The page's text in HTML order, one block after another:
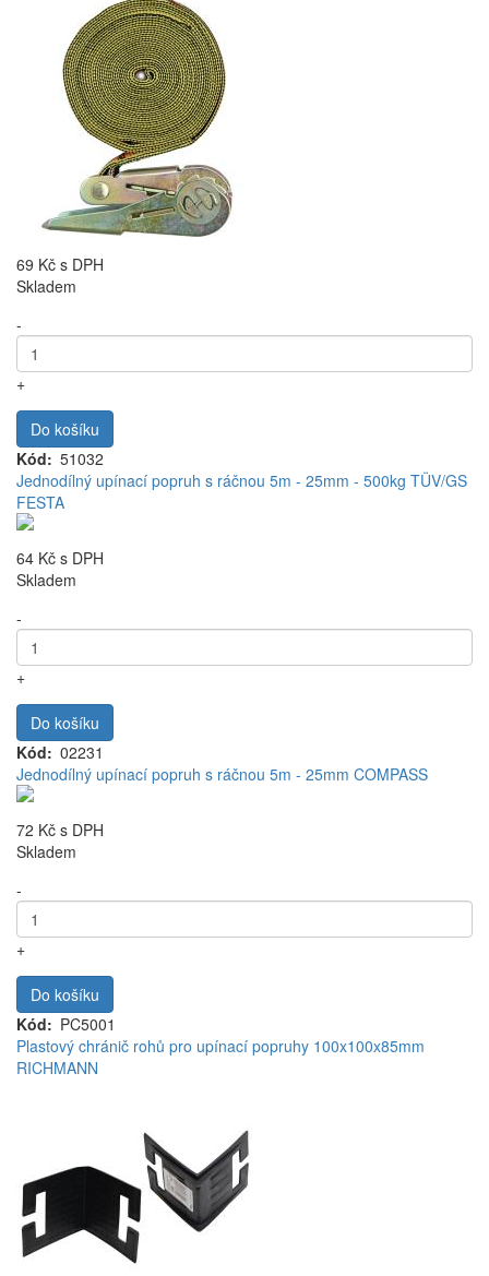
69 Kč s DPH
Skladem
-
+
Do košíku
Kód
51032
Jednodílný upínací popruh s ráčnou 5m - 25mm - 500kg TÜV/GS
FESTA
64 Kč s DPH
Skladem
-
+
Do košíku
Kód
02231
Jednodílný upínací popruh s ráčnou 5m - 25mm COMPASS
72 Kč s DPH
Skladem
-
+
Do košíku
Kód
PC5001
Plastový chránič rohů pro upínací popruhy 100x100x85mm
RICHMANN